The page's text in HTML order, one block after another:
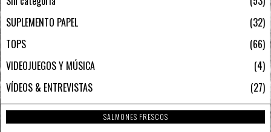
SUPLEMENTO PAPEL
32
TOPS
66
VIDEOJUEGOS Y MÚSICA
4
VÍDEOS & ENTREVISTAS
27
SALMONES FRESCOS